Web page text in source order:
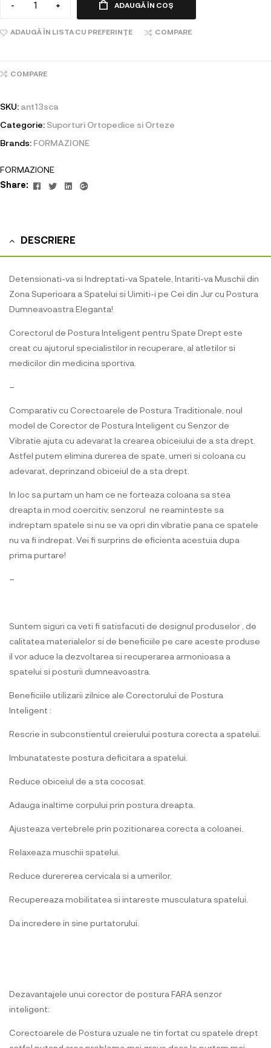
- + ADAUGĂ ÎN COȘ
ADAUGĂ ÎN LISTA CU PREFERINȚE COMPARE
COMPARE
SKU: ant13sca
Categorie: Suporturi Ortopedice si Orteze
Brands: FORMAZIONE
FORMAZIONE
Share:
Facebook
TwitterLinkedin
Google+
DESCRIERE
Detensionati-va si Indreptati-va Spatele, Intariti-va Muschii din
Zona Superioara a Spatelui si Uimiti-i pe Cei din Jur cu Postura
Dumneavoastra Eleganta!
Corectorul de Postura Inteligent pentru Spate Drept este
creat cu ajutorul specialistilor in recuperare, al atletilor si
medicilor din medicina sportiva.
–
Comparativ cu Corectoarele de Postura Traditionale, noul
model de Corector de Postura Inteligent cu Senzor de
Vibratie ajuta cu adevarat la crearea obiceiului de a sta drept.
Astfel putem elimina durerea de spate, umeri si coloana cu
adevarat, deprinzand obiceiul de a sta drept.
In loc sa purtam un ham ce ne forteaza coloana sa stea
dreapta in mod coercitiv, senzorul ne reaminteste sa
indreptam spatele si nu se va opri din vibratie pana ce spatele
nu va fi indrepat. Vei fi surprins de eficienta acestuia dupa
prima purtare!
–
Suntem siguri ca veti fi satisfacuti de designul produselor , de
calitatea materialelor si de beneficiile pe care aceste produse
il vor aduce la dezvoltarea si recuperarea armonioasa a
spatelui si posturii dumneavoastra.
Beneficiile utilizarii zilnice ale Corectorului de Postura
Inteligent :
Rescrie in subconstientul creierului postura corecta a spatelui.
Imbunatateste postura deficitara a spatelui.
Reduce obiceiul de a sta cocosat.
Adauga inaltime corpului prin postura dreapta.
Ajusteaza vertebrele prin pozitionarea corecta a coloanei.
Relaxeaza muschii spatelui.
Reduce durererea cervicala si a umerilor.
Recupereaza mobilitatea si intareste musculatura spatelui.
Da incredere in sine purtatorului.
Dezavantajele unui corector de postura FARA senzor
inteligent:
Corectoarele de Postura uzuale ne tin fortat cu spatele drept